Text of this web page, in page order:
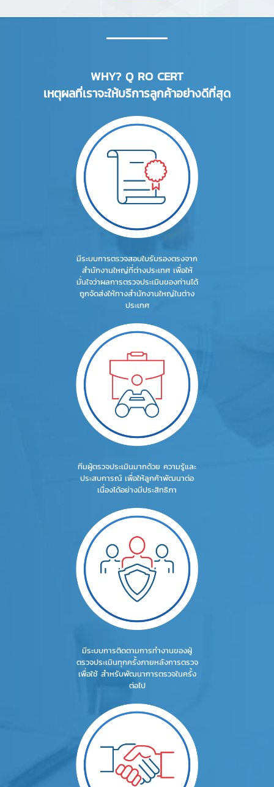
WHY? Q RO CERT
เหตุผลที่เราจะให้บริการลูกค้าอย่างดีที่สุด
มีระบบการตรวจสอบใบรับรองตรงจาก
สำนักงานใหญ่ที่ต่างประเทศ เพื่อให้
มั่นใจว่าผลการตรวจประเมินของท่านได้
ถูกจัดส่งให้ทางสำนักงานใหญ่ในต่าง
ประเทศ
ทีมผู้ตรวจประเมินมากด้วย ความรู้และ
ประสบการณ์ เพื่อให้ลูกค้าพัฒนาต่อ
เนื่องได้อย่างมีประสิทธิภา
มีระบบการติดตามการทำงานของผู้
ตรวจประเมินทุกครั้งภายหลังการตรวจ
เพื่อใช้ สำหรับพัฒนาการตรวจในครั้ง
ต่อไป